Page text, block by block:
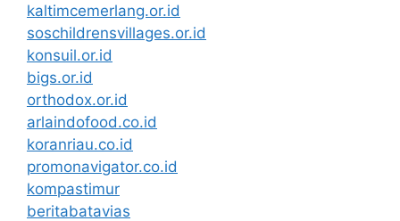
kaltimcemerlang.or.id
soschildrensvillages.or.id
konsuil.or.id
bigs.or.id
orthodox.or.id
arlaindofood.co.id
koranriau.co.id
promonavigator.co.id
kompastimur
beritabatavias